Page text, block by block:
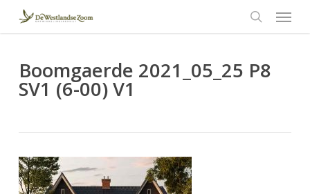
content
Menu
Boomgaerde 2021_05_25 P8
SV1 (6-00) V1